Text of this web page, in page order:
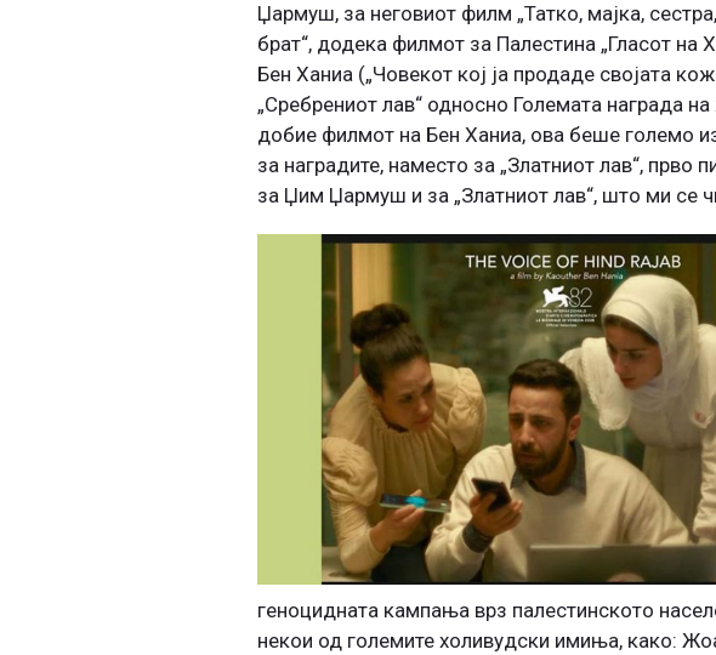
Џармуш, за неговиот филм „Татко, мајка, сестра,
брат“, додека филмот за Палестина „Гласот на
Бен Ханиа („Човекот кој ја продаде својата
„Сребрениот лав“ односно Големата награда
добие филмот на Бен Ханиа, ова беше големо
за наградите, наместо за „Златниот лав“, прво
за Џим Џармуш и за „Златниот лав“, што ми се
геноцидната кампања врз палестинското
некои од големите холивудски имиња, како: